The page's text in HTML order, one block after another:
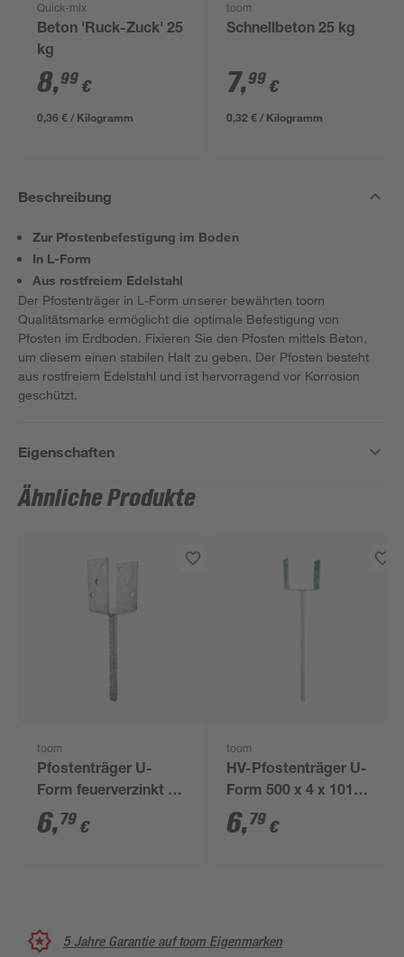
Quick-mix
Beton 'Ruck-Zuck' 25
kg
8,99 €
0,36 € / Kilogramm
toom
Schnellbeton 25 kg
7,99 €
0,32 € / Kilogramm
Beschreibung
Zur Pfostenbefestigung im Boden
In L-Form
Aus rostfreiem Edelstahl
Der Pfostenträger in L-Form unserer bewährten toom
Qualitätsmarke ermöglicht die optimale Befestigung von
Pfosten im Erdboden. Fixieren Sie den Pfosten mittels Beton,
um diesem einen stabilen Halt zu geben. Der Pfosten besteht
aus rostfreiem Edelstahl und ist hervorragend vor Korrosion
geschützt.
Eigenschaften
Ähnliche Produkte
toom
Pfostenträger U-
Form feuerverzinkt 12
cm
6,79 €
toom
HV-Pfostenträger U-
Form 500 x 4 x 101
mm
6,79 €
5 Jahre Garantie auf toom Eigenmarken